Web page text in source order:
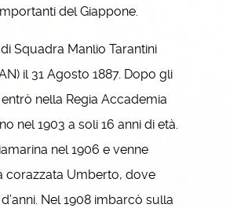
del Giappone.
Squadra Manlio Tarantini
il 31 Agosto 1887. Dopo gli
nella Regia Accademia
nel 1903 a soli 16 anni di età.
nel 1906 e venne
corazzata Umberto, dove
Nel 1908 imbarcò sulla